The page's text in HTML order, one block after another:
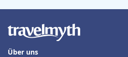
Über uns